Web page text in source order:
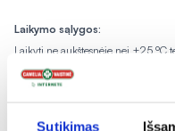
Sutikimas
Laikymo sąlygos:
Laikyti ne aukštesnėje nei +25 oC
nepastebimoje vietoje.